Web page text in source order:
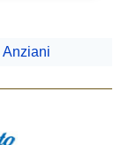
Anziani